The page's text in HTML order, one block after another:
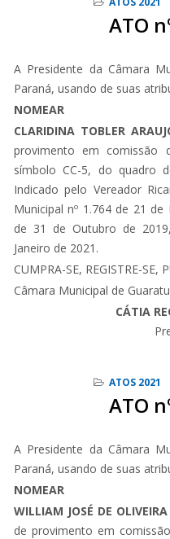
ATO
A Presidente da Câmara
Paraná, usando de suas
NOMEAR
CLARIDINA TOBLER
provimento em comissão
símbolo CC-5, do quadro
Indicado pelo Vereador
Municipal nº 1.764 de 21
de 31 de Outubro de
Janeiro de 2021.
CUMPRA-SE, REGISTRE-SE,
Câmara Municipal de
CÁTIA
ATOS 2021
ATO
A Presidente da Câmara
Paraná, usando de suas
NOMEAR
WILLIAM JOSÉ DE
de provimento em comissão